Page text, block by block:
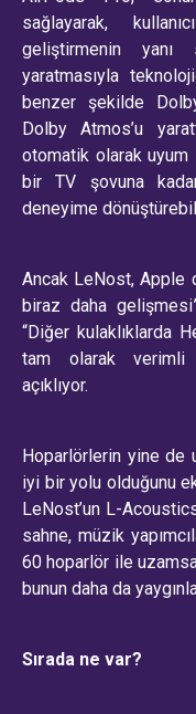
sağlayarak,
geliştirmenin
yaratmasıyla
benzer şekilde
Dolby Atmos’u
otomatik olarak
bir TV şovuna
deneyime
Ancak LeNost, Apple
biraz daha
“Diğer kulaklıklarda
tam olarak verimli
açıklıyor.
Hoparlörlerin yine de
iyi bir yolu olduğunu
LeNost’un L-
sahne, müzik
60 hoparlör ile
bunun daha da
Sırada ne var?